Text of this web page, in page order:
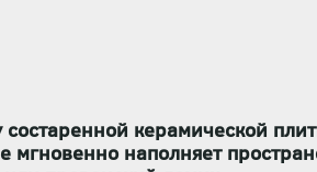
состаренной керамической
наполняет